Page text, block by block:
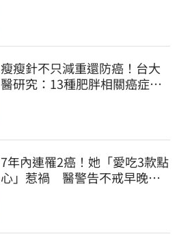
瘦瘦針不只減重還防癌！台大
醫研究：13種肥胖相關癌症風
7年內連罹2癌！她「愛吃3款點
心」惹禍 醫警告不戒早晚有